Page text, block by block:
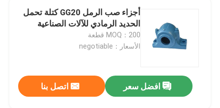
منتجات
معلومات عنا
أجزاء صب الرمل GG20 كتلة تحمل
الحديد الرمادي للآلات الصناعية
MOQ：200 قطعة
الأسعار：negotiable
افضل سعر اتصل بنا